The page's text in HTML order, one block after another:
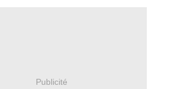
Publicité